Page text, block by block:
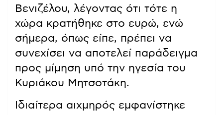
Βενιζέλου, λέγοντας ότι τότε η
χώρα κρατήθηκε στο ευρώ, ενώ
σήμερα, όπως είπε, πρέπει να
συνεχίσει να αποτελεί παράδειγμα
προς μίμηση υπό την ηγεσία του
Κυριάκου Μητσοτάκη.
Ιδιαίτερα αιχμηρός εμφανίστηκε